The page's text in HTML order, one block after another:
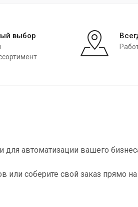
выбор
автоматизации вашего
или соберите свой заказ прямо